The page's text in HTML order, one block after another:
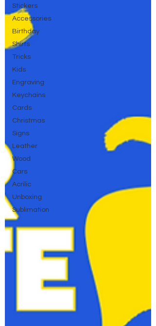
Stickers
Accessories
Birthday
Shirts
Tricks
Kids
Engraving
Keychains
Cards
Christmas
Signs
Leather
Wood
Cars
Acrilic
Unboxing
Sublimation